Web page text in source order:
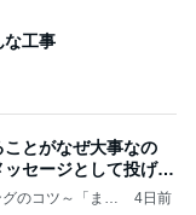
な工事
とがなぜ大事なの
セージとして投げる
のコツ～「まと
4日前